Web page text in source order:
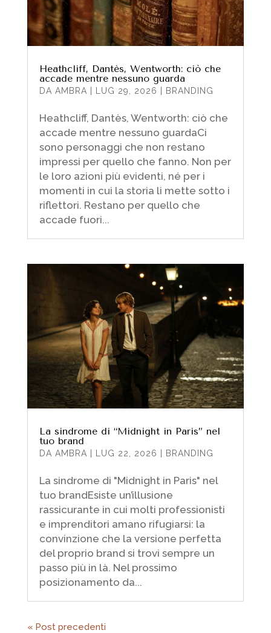
Heathcliff, Dantès, Wentworth: ciò che
accade mentre nessuno guarda
DA AMBRA LUG 29, 2026 BRANDING
Heathcliff, Dantès, Wentworth: ciò che
accade mentre nessuno guardaCi
sono personaggi che non restano
impressi per quello che fanno. Non per
le loro azioni più evidenti, né per i
momenti in cui la storia li mette sotto i
riflettori. Restano per quello che
accade fuori...
La sindrome di “Midnight in Paris” nel
tuo brand
DA AMBRA LUG 22, 2026 BRANDING
La sindrome di "Midnight in Paris" nel
tuo brandEsiste un’illusione
rassicurante in cui molti professionisti
e imprenditori amano rifugiarsi: la
convinzione che la versione perfetta
del proprio brand si trovi sempre un
passo più in là. Nel prossimo
posizionamento da...
« Post precedenti